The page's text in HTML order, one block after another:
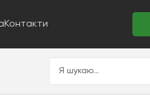
Контакти